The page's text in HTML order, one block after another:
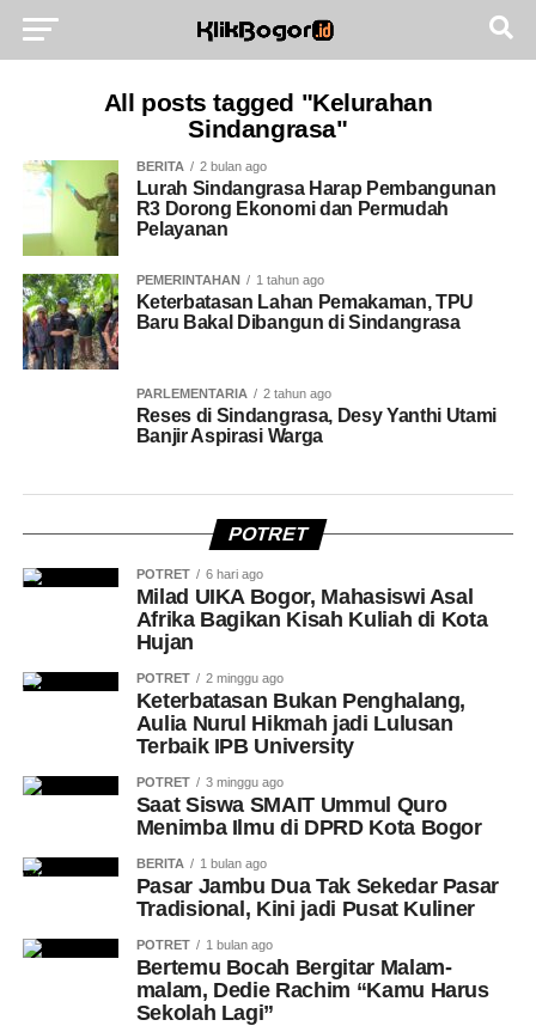
All posts tagged "Kelurahan
Sindangrasa"
BERITA 2 bulan ago
Lurah Sindangrasa Harap Pembangunan
R3 Dorong Ekonomi dan Permudah
Pelayanan
PEMERINTAHAN 1 tahun ago
Keterbatasan Lahan Pemakaman, TPU
Baru Bakal Dibangun di Sindangrasa
PARLEMENTARIA 2 tahun ago
Reses di Sindangrasa, Desy Yanthi Utami
Banjir Aspirasi Warga
POTRET
POTRET 6 hari ago
Milad UIKA Bogor, Mahasiswi Asal
Afrika Bagikan Kisah Kuliah di Kota
Hujan
POTRET 2 minggu ago
Keterbatasan Bukan Penghalang,
Aulia Nurul Hikmah jadi Lulusan
Terbaik IPB University
POTRET 3 minggu ago
Saat Siswa SMAIT Ummul Quro
Menimba Ilmu di DPRD Kota Bogor
BERITA 1 bulan ago
Pasar Jambu Dua Tak Sekedar Pasar
Tradisional, Kini jadi Pusat Kuliner
POTRET 1 bulan ago
Bertemu Bocah Bergitar Malam-
malam, Dedie Rachim “Kamu Harus
Sekolah Lagi”